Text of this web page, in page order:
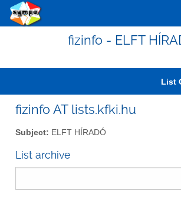
fizinfo - ELFT
List
fizinfo AT lists.kfki.hu
Subject: ELFT HÍRADÓ
List archive
2000 01 02 03 04 05 06 07 08 09 10
2001 01 02 03 04 05 06 07 08 09 10